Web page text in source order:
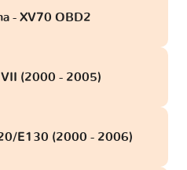
- XV70 OBD2
VII (2000 - 2005)
E130 (2000 - 2006)